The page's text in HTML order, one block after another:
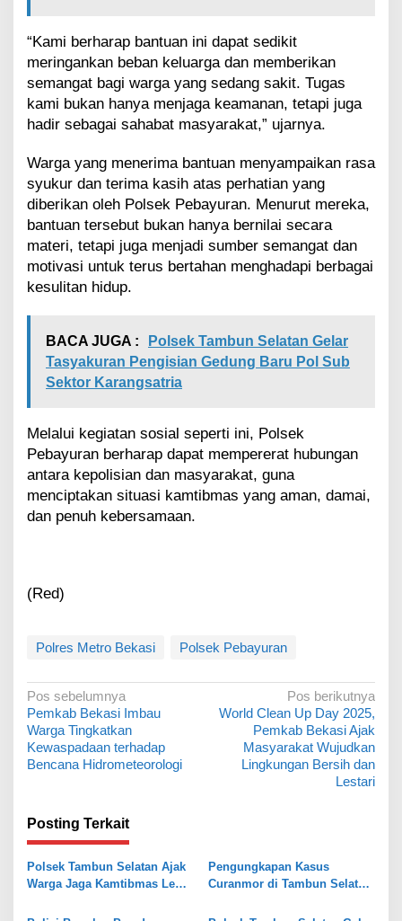
“Kami berharap bantuan ini dapat sedikit
meringankan beban keluarga dan memberikan
semangat bagi warga yang sedang sakit. Tugas
kami bukan hanya menjaga keamanan, tetapi juga
hadir sebagai sahabat masyarakat,” ujarnya.
Warga yang menerima bantuan menyampaikan rasa
syukur dan terima kasih atas perhatian yang
diberikan oleh Polsek Pebayuran. Menurut mereka,
bantuan tersebut bukan hanya bernilai secara
materi, tetapi juga menjadi sumber semangat dan
motivasi untuk terus bertahan menghadapi berbagai
kesulitan hidup.
BACA JUGA :
Polsek Tambun Selatan Gelar
Tasyakuran Pengisian Gedung Baru Pol Sub
Sektor Karangsatria
Melalui kegiatan sosial seperti ini, Polsek
Pebayuran berharap dapat mempererat hubungan
antara kepolisian dan masyarakat, guna
menciptakan situasi kamtibmas yang aman, damai,
dan penuh kebersamaan.
(Red)
Polres Metro Bekasi Polsek Pebayuran
N
a
v
i
a
s
i
Pos sebelumnya
Pemkab Bekasi Imbau
Warga Tingkatkan
Kewaspadaan terhadap
Bencana Hidrometeorologi
Pos berikutnya
World Clean Up Day 2025,
Pemkab Bekasi Ajak
Masyarakat Wujudkan
Lingkungan Bersih dan
Lestari
Posting Terkait
Polsek Tambun Selatan Ajak
Warga Jaga Kamtibmas Lewat
Pengungkapan Kasus
Curanmor di Tambun Selatan,
dan Puluhan Amunisi